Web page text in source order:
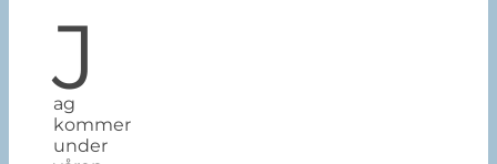
J
ag
kommer
under